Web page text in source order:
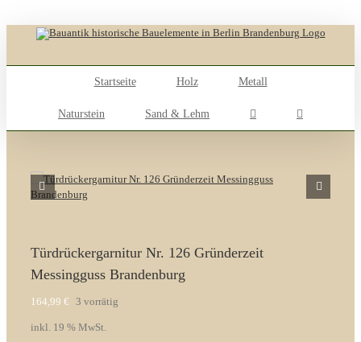
content
Startseite
Holz Metall
Naturstein Sand & Lehm
Türdrückergarnitur Nr. 126 Gründerzeit
Messingguss Brandenburg
164,99 € 3 vorrätig
inkl. 19 % MwSt.